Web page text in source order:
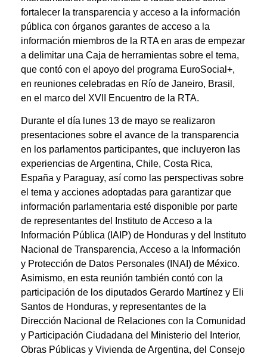
fortalecer la transparencia y acceso a la información
pública con órganos garantes de acceso a la
información miembros de la RTA en aras de empezar
a delimitar una Caja de herramientas sobre el tema,
que contó con el apoyo del programa EuroSocial+,
en reuniones celebradas en Río de Janeiro, Brasil,
en el marco del XVII Encuentro de la RTA.
Durante el día lunes 13 de mayo se realizaron
presentaciones sobre el avance de la transparencia
en los parlamentos participantes, que incluyeron las
experiencias de Argentina, Chile, Costa Rica,
España y Paraguay, así como las perspectivas sobre
el tema y acciones adoptadas para garantizar que
información parlamentaria esté disponible por parte
de representantes del Instituto de Acceso a la
Información Pública (IAIP) de Honduras y del Instituto
Nacional de Transparencia, Acceso a la Información
y Protección de Datos Personales (INAI) de México.
Asimismo, en esta reunión también contó con la
participación de los diputados Gerardo Martínez y Eli
Santos de Honduras, y representantes de la
Dirección Nacional de Relaciones con la Comunidad
y Participación Ciudadana del Ministerio del Interior,
Obras Públicas y Vivienda de Argentina, del Consejo